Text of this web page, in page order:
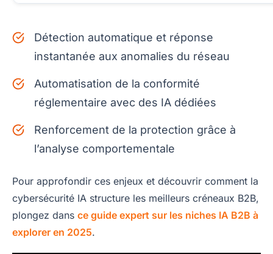
Détection automatique et réponse
instantanée aux anomalies du réseau
Automatisation de la conformité
réglementaire avec des IA dédiées
Renforcement de la protection grâce à
l’analyse comportementale
Pour approfondir ces enjeux et découvrir comment la
cybersécurité IA structure les meilleurs créneaux B2B,
plongez dans ce guide expert sur les niches IA B2B à
explorer en 2025.